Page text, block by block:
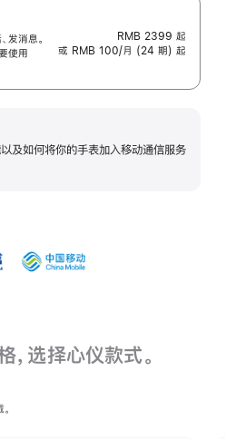
消息。
使用
RMB 2399 起
或 RMB 100/月 (24 期) 起
及如何将你的手表加入移动通信服务
，选择心仪款式。